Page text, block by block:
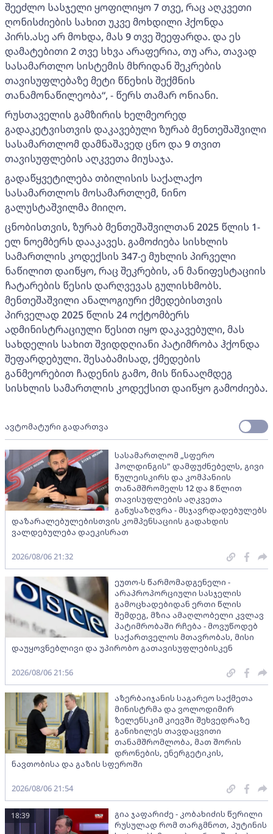
შეეძლო სასჯელი ყოფილიყო 7 თვე, რაც აღკვეთი
ღონისძიების სახით უკვე მოხდილი ჰქონდა
პირს.ასე არ მოხდა, მას 9 თვე შეეფარდა. და ეს
დამატებითი 2 თვე სხვა არაფერია, თუ არა, თავად
სასამართლო სისტემის მხრიდან შეკრების
თავისუფლებაზე მეტი წნეხის შექმნის
თანამონაწილეობა“, - წერს თამარ ონიანი.
რუსთაველის გამზირის ხელმეორედ
გადაკეტვისთვის დაკავებული ზურაბ მენთეშაშვილი
სასამართლომ დამნაშავედ ცნო და 9 თვით
თავისუფლების აღკვეთა მიუსაჯა.
გადაწყვეტილება თბილისის საქალაქო
სასამართლოს მოსამართლემ, ნინო
გალუსტაშვილმა მიიღო.
ცნობისთვის, ზურაბ მენთეშაშვილთან 2025 წლის 1-
ელ ნოემბერს დააკავეს. გამოძიება სისხლის
სამართლის კოდექსის 347-ე მუხლის პირველი
ნაწილით დაიწყო, რაც შეკრების, ან მანიფესტაციის
ჩატარების წესის დარღვევას გულისხმობს.
მენთეშაშვილი ანალოგიური ქმედებისთვის
პირველად 2025 წლის 24 ოქტომბერს
ადმინისტრაციული წესით იყო დაკავებული, მას
სახდელის სახით შვიდდღიანი პატიმრობა ჰქონდა
შეფარდებული. შესაბამისად, ქმედების
განმეორებით ჩადენის გამო, მის წინააღმდეგ
სისხლის სამართლის კოდექსით დაიწყო გამოძიება.
ავტომატური გადართვა
სასამართლომ „სფერო
ჰოლდინგის" დამფუძნებელს, გივი
წულეისკირს და კომპანიის
თანამშრომელს 12 და 8 წლით
თავისუფლების აღკვეთა
განუსაზღვრა - მსჯავრდადებულებს
დაზარალებულებისთვის კომპენსაციის გადახდის
ვალდებულება დაეკისრათ
2026/08/06 21:32
ეუთო-ს წარმომადგენელი -
არაპროპორციული სასჯელის
გამოცხადებიდან ერთი წლის
შემდეგ, მზია ამაღლობელი კვლავ
პატიმრობაში რჩება - მოვუწოდებ
საქართველოს მთავრობას, მისი
დაუყოვნებლივი და უპირობო გათავისუფლებისკენ
2026/08/06 21:56
აზერბაიჯანის საგარეო საქმეთა
მინისტრმა და ვოლოდიმირ
ზელენსკიმ კიევში შეხვედრაზე
განიხილეს თავდაცვითი
თანამშრომლობა, მათ შორის
დრონების, ენერგეტიკის,
ნავთობისა და გაზის სფეროში
2026/08/06 21:54
გია ჯაფარიძე - კობახიძის წერილი
რუსულად რომ თარგმნოთ, პუტინის
18:39